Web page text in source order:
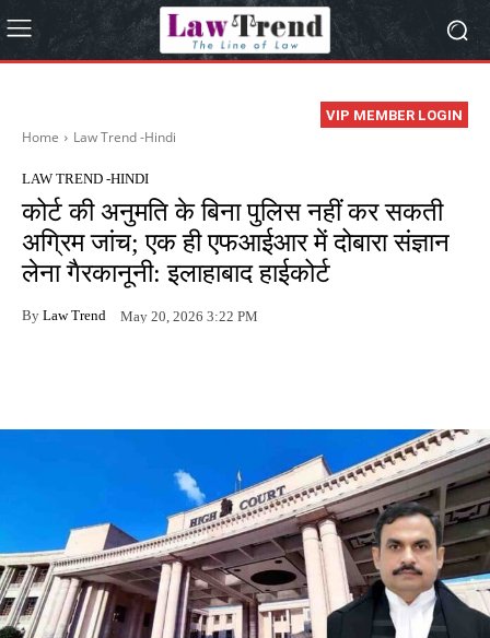
VIP MEMBER LOGIN
Home Law Trend -Hindi
LAW TREND -HINDI
कोर्ट की अनुमति के बिना पुलिस नहीं कर सकती
अग्रिम जांच; एक ही एफआईआर में दोबारा संज्ञान
लेना गैरकानूनी: इलाहाबाद हाईकोर्ट
By Law Trend May 20, 2026 3:22 PM